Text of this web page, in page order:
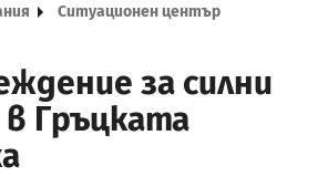
Ситуационен център
за силни
Гръцката